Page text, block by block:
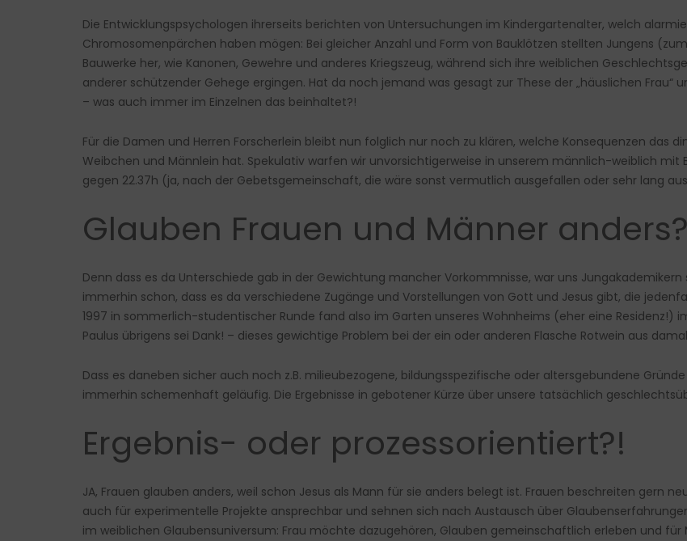
Die Entwicklungspsychologen ihrerseits berichten von Untersuchungen im Kindergartenalter, welch
Chromosomenpärchen haben mögen: Bei gleicher Anzahl und Form von Bauklötzen stellten Jungens
Bauwerke her, wie Kanonen, Gewehre und anderes Kriegszeug, während sich ihre weiblichen
anderer schützender Gehege ergingen. Hat da noch jemand was gesagt zur These der „häuslichen Frau“
– was auch immer im Einzelnen das beinhaltet?!
Für die Damen und Herren Forscherlein bleibt nun folglich nur noch zu klären, welche Konsequenzen das
Weibchen und Männlein hat. Spekulativ warfen wir unvorsichtigerweise in unserem männlich-weiblich
gegen 22.37h (ja, nach der Gebetsgemeinschaft, die wäre sonst vermutlich ausgefallen oder sehr lang
Glauben Frauen und Männer anders?
Denn dass es da Unterschiede gab in der Gewichtung mancher Vorkommnisse, war uns
immerhin schon, dass es da verschiedene Zugänge und Vorstellungen von Gott und Jesus gibt, die
1997 in sommerlich-studentischer Runde fand also im Garten unseres Wohnheims (eher eine Residenz!)
Paulus übrigens sei Dank! – dieses gewichtige Problem bei der ein oder anderen Flasche Rotwein aus
Dass es daneben sicher auch noch z.B. milieubezogene, bildungsspezifische oder altersgebundene
immerhin schemenhaft geläufig. Die Ergebnisse in gebotener Kürze über unsere tatsächlich
Ergebnis- oder prozessorientiert?!
JA, Frauen glauben anders, weil schon Jesus als Mann für sie anders belegt ist. Frauen beschreiten gern
auch für experimentelle Projekte ansprechbar und sehnen sich nach Austausch über
im weiblichen Glaubensuniversum: Frau möchte dazugehören, Glauben gemeinschaftlich erleben und